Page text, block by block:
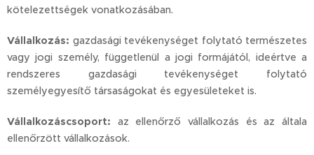
kötelezettségek vonatkozásában.
Vállalkozás: gazdasági tevékenységet folytató természetes
vagy jogi személy, függetlenül a jogi formájától, ideértve a
rendszeres gazdasági tevékenységet folytató
személyegyesítő társaságokat és egyesületeket is.
Vállalkozáscsoport: az ellenőrző vállalkozás és az általa
ellenőrzött vállalkozások.